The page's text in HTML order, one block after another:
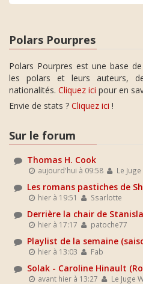
Polars Pourpres
Polars Pourpres est une base
les polars et leurs auteurs,
nationalités. Cliquez ici pour en
Envie de stats ? Cliquez ici !
Sur le forum
Thomas H. Cook
aujourd'hui à 09:58 Le
Les romans pastiches de
hier à 19:51 Ssarlotte
Derrière la chair de
hier à 17:17 patoche77
Playlist de la semaine
hier à 13:03 Fab
Solak - Caroline Hinault
avant hier à 13:27 Le Juge